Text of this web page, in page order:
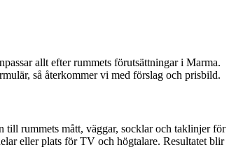
allt efter rummets förutsättningar i Marma.
så återkommer vi med förslag och prisbild.
till rummets mått, väggar, socklar och taklinjer för
eller plats för TV och högtalare. Resultatet blir